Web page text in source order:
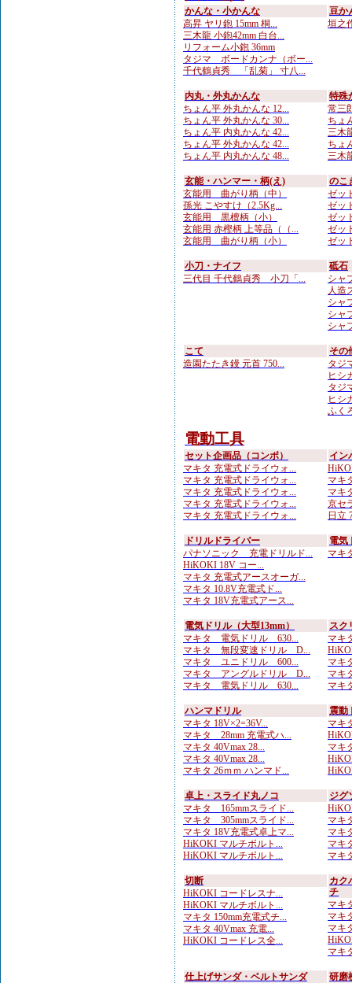
かんな・小かんな
高昇 ヤリ鉋 15mm 桐...
三木龍 小鉋42mm 白台...
リフォーム小鉋 36mm
タジマ ボードカンナ（ボー...
千代鶴貞秀 「乱菊」 寸八...
豆か
垣之
内丸・外丸かんな
ちょん平 外丸かんな 12...
ちょん平 外丸かんな 30...
ちょん平 内丸かんな 42...
ちょん平 外丸かんな 42...
ちょん平 内丸かんな 48...
特殊
常三
ちょ
三木
ちょ
三木
玄能・ハンマー・柄(え)
玄能用 曲がり柄（中）
孫光 こやすけ（2.5Kg...
玄能用 黒檀柄（小）
玄能用 赤樫柄 上等品（（...
玄能用 曲がり柄（小）
のこ
ゼッ
ゼッ
ゼッ
ゼッ
ゼッ
小刀・ナイフ
三代目 千代鶴貞秀 小刀「...
砥石
シャ
人
シャ
シャ
シャ
こて
造園たたき鏝 元首 750...
その
タジ
ヒシ
タジ
ヒシ
ふく
電動工具
セット企画品（コンボ）
マキタ 充電式ドライウォ...
マキタ 充電式ドライウォ...
マキタ 充電式ドライウォ...
マキタ 充電式ドライウォ...
マキタ 充電式ドライウォ...
イン
マキ
マキ
京セ
日立
ドリルドライバー
パナソニック 充電ドリルド...
HiKOKI 18V コー...
マキタ 充電式アースオーガ...
マキタ 10.8V充電式ド...
マキタ 18V充電式アース...
電気
マキ
電気ドリル（大型13mm）
マキタ 電気ドリル 630...
マキタ 無段変速ドリル D...
マキタ ユニドリル 600...
マキタ アングルドリル D...
マキタ 電気ドリル 630...
スク
マキ
マキ
マキ
マキ
ハンマドリル
マキタ 18V×2=36V...
マキタ 28mm 充電式ハ...
マキタ 40Vmax 28...
マキタ 40Vmax 28...
マキタ 26ｍｍ ハンマド...
震動
マキ
マキ
卓上・スライド丸ノコ
マキタ 165mmスライド...
マキタ 305mmスライド...
マキタ 18V充電式卓上マ...
HiKOKI マルチボルト...
HiKOKI マルチボルト...
ジグ
マキ
マキ
マキ
マキ
切断
HiKOKI コードレスナ...
HiKOKI マルチボルト...
マキタ 150mm充電式チ...
マキタ 40Vmax 充電...
HiKOKI コードレス全...
カク
チ
マキ
マキ
マキ
マキ
仕上げサンダ・ベルトサンダ
研磨